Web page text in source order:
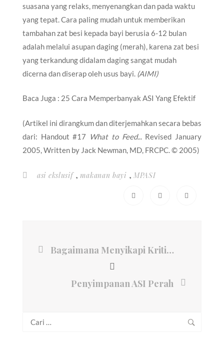
suasana yang relaks, menyenangkan dan pada waktu
yang tepat. Cara paling mudah untuk memberikan
tambahan zat besi kepada bayi berusia 6-12 bulan
adalah melalui asupan daging (merah), karena zat besi
yang terkandung didalam daging sangat mudah
dicerna dan diserap oleh usus bayi. (AIMI)
Baca Juga : 25 Cara Memperbanyak ASI Yang Efektif
(Artikel ini dirangkum dan diterjemahkan secara bebas
dari: Handout #17
What to Feed. .. Revised January
2005, Written by Jack Newman, MD, FRCPC. © 2005)
asi ekslusif ,makanan bayi , MPASI
Bagaimana Menyikapi Kritik Orang Lain tentang ASI
Penyimpanan ASI Perah
Cari